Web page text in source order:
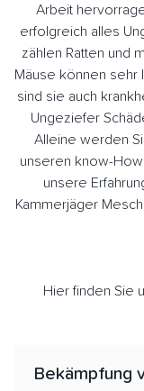
Arbeit
erfolgreich alles
zählen Ratten und
Mäuse können sehr
sind sie auch
Ungeziefer
Alleine werden
unseren know-
unsere
Kammerjäger
Hier finden Sie
Bekämpfung